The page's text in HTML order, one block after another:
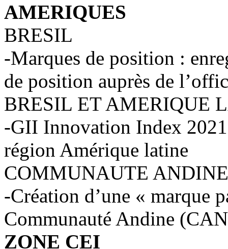
AMERIQUES
BRESIL
-Marques de position :
de position auprès de
BRESIL ET AMERIQUE
-GII Innovation Index
région Amérique latine
COMMUNAUTE ANDINE
-Création d’une « marque
Communauté Andine
ZONE CEI